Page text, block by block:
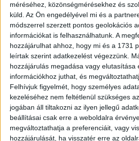
méréséhez, közönségmérésekhez és
küld. Az Ön engedélyével mi és a
módszerrel szerzett pontos geolokációs
információkat is felhasználhatunk. A
hozzájárulhat ahhoz, hogy mi és a 1731
leírtak szerint adatkezelést végezzünk.
hozzájárulás megadása vagy elutasítása
információkhoz juthat, és
Felhívjuk figyelmét, hogy személyes
kezeléséhez nem feltétlenül szükséges
jogában áll tiltakozni az ilyen jellegű
beállításai csak erre a weboldalra
megváltoztathatja a preferenciáit, vagy
hozzájárulását, ha visszatér erre az
Korábbi adások
A rovat támogatói: